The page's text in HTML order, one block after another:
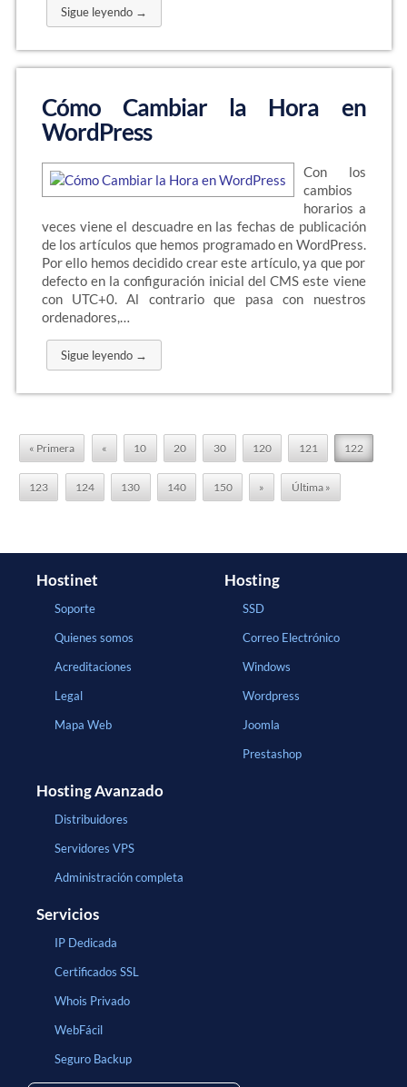
Sigue leyendo →
Cómo Cambiar la Hora en
WordPress
Con los
cambios
horarios a
veces viene el descuadre en las fechas de publicación
de los artículos que hemos programado en WordPress.
Por ello hemos decidido crear este artículo, ya que por
defecto en la configuración inicial del CMS este viene
con UTC+0. Al contrario que pasa con nuestros
ordenadores,…
Sigue leyendo →
« Primera « 10 20 30 120 121 122
123 124 130 140 150 » Última »
Hostinet
Soporte
Quienes somos
Acreditaciones
Legal
Mapa Web
Hosting
SSD
Correo Electrónico
Windows
Wordpress
Joomla
Prestashop
Hosting Avanzado
Distribuidores
Servidores VPS
Administración completa
Servicios
IP Dedicada
Certificados SSL
Whois Privado
WebFácil
Seguro Backup